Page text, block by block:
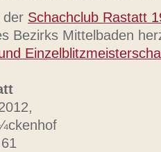
der Schachclub Rastatt
Bezirks Mittelbaden